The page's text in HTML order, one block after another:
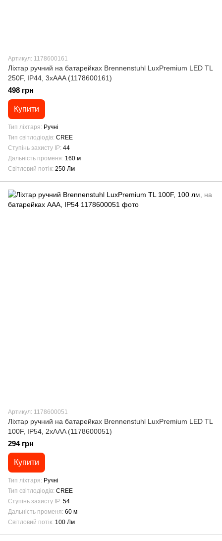
Артикул: 1178600161
Ліхтар ручний на батарейках Brennenstuhl LuxPremium LED TL
250F, IP44, 3хAAA (1178600161)
498 грн
Купити
Тип ліхтаря
Ручні
Тип світлодіодів CREE
Ступінь захисту IP 44
Дальність променя 160 м
Світловий потік 250 Лм
Артикул: 1178600051
Ліхтар ручний на батарейках Brennenstuhl LuxPremium LED TL
100F, IP54, 2хAAA (1178600051)
294 грн
Купити
Тип ліхтаря
Ручні
Тип світлодіодів CREE
Ступінь захисту IP 54
Дальність променя 60 м
Світловий потік 100 Лм